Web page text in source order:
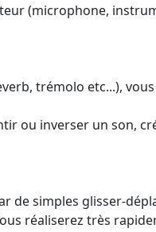
(microphone,
trémolo etc...),
ou inverser un son,
de simples glisser-
réaliserez très